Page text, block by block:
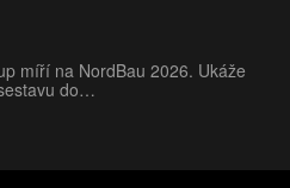
míří na NordBau 2026. Ukáže
do…